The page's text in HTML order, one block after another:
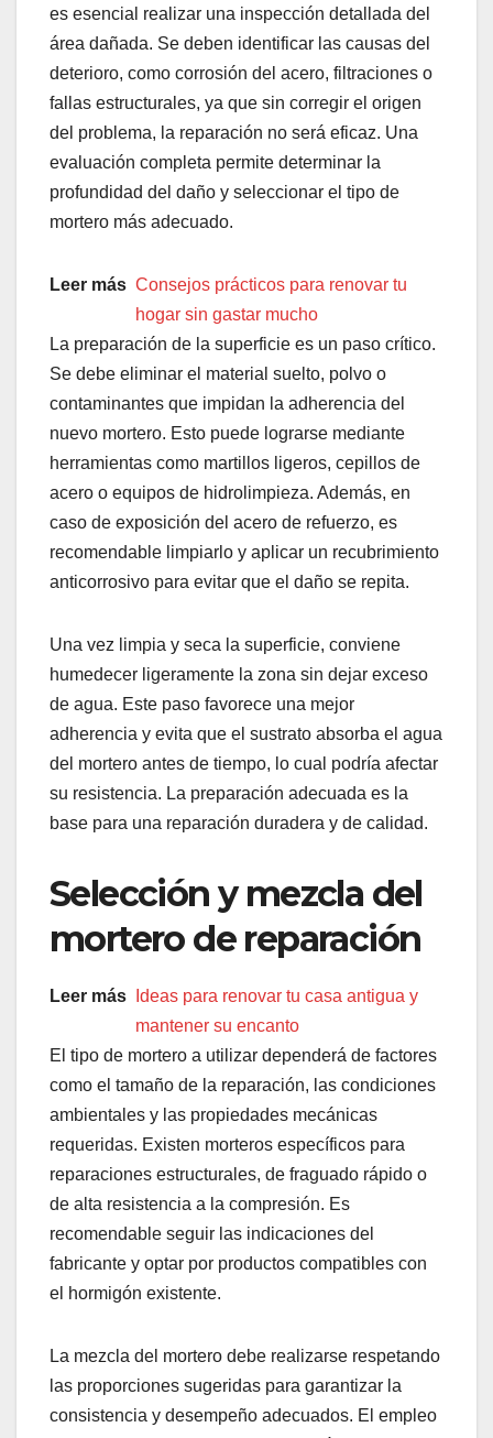
es esencial realizar una inspección detallada del
área dañada. Se deben identificar las causas del
deterioro, como corrosión del acero, filtraciones o
fallas estructurales, ya que sin corregir el origen
del problema, la reparación no será eficaz. Una
evaluación completa permite determinar la
profundidad del daño y seleccionar el tipo de
mortero más adecuado.
Leer más Consejos prácticos para renovar tu
hogar sin gastar mucho
La preparación de la superficie es un paso crítico.
Se debe eliminar el material suelto, polvo o
contaminantes que impidan la adherencia del
nuevo mortero. Esto puede lograrse mediante
herramientas como martillos ligeros, cepillos de
acero o equipos de hidrolimpieza. Además, en
caso de exposición del acero de refuerzo, es
recomendable limpiarlo y aplicar un recubrimiento
anticorrosivo para evitar que el daño se repita.
Una vez limpia y seca la superficie, conviene
humedecer ligeramente la zona sin dejar exceso
de agua. Este paso favorece una mejor
adherencia y evita que el sustrato absorba el agua
del mortero antes de tiempo, lo cual podría afectar
su resistencia. La preparación adecuada es la
base para una reparación duradera y de calidad.
Selección y mezcla del
mortero de reparación
Leer más
Ideas para renovar tu casa antigua y
mantener su encanto
El tipo de mortero a utilizar dependerá de factores
como el tamaño de la reparación, las condiciones
ambientales y las propiedades mecánicas
requeridas. Existen morteros específicos para
reparaciones estructurales, de fraguado rápido o
de alta resistencia a la compresión. Es
recomendable seguir las indicaciones del
fabricante y optar por productos compatibles con
el hormigón existente.
La mezcla del mortero debe realizarse respetando
las proporciones sugeridas para garantizar la
consistencia y desempeño adecuados. El empleo